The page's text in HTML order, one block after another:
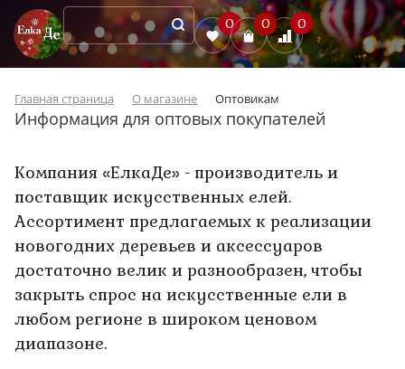
0 0 0
Главная страница О магазине Оптовикам
Информация для оптовых покупателей
Компания «ЕлкаДе» - производитель и
поставщик искусственных елей.
Ассортимент предлагаемых к реализации
новогодних деревьев и аксессуаров
достаточно велик и разнообразен, чтобы
закрыть спрос на искусственные ели в
любом регионе в широком ценовом
диапазоне.